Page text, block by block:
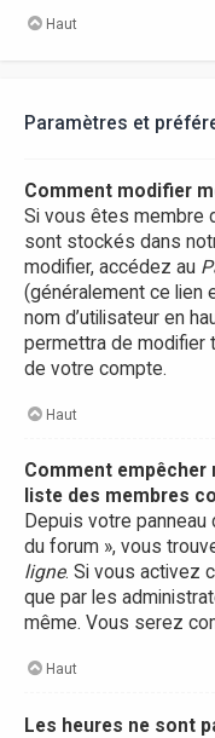
Haut
Paramètres et
Comment modifier
Si vous êtes membre
sont stockés dans
modifier, accédez au
(généralement ce lien
nom d’utilisateur en
permettra de modifier
de votre compte.
Haut
Comment empêcher
liste des membres
Depuis votre panneau
du forum », vous
ligne. Si vous activez
que par les
même. Vous serez
Haut
Les heures ne sont